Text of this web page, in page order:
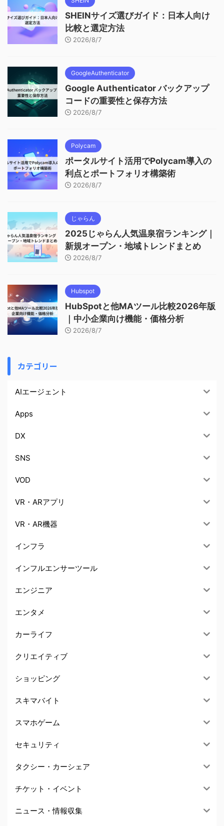
SHEINサイズ選びガイド：日本人向け
比較と選定方法
2026/8/7
GoogleAuthenticator
Google Authenticator バックアップ
コードの重要性と保存方法
2026/8/7
Polycam
ポータルサイト活用でPolycam導入の
利点とポートフォリオ構築術
2026/8/7
じゃらん
2025じゃらん人気温泉宿ランキング｜
新規オープン・地域トレンドまとめ
2026/8/7
Hubspot
HubSpotと他MAツール比較2026年版
｜中小企業向け機能・価格分析
2026/8/7
カテゴリー
AIエージェント
Apps
DX
SNS
VOD
VR・ARアプリ
VR・AR機器
インフラ
インフルエンサーツール
エンジニア
エンタメ
カーライフ
クリエイティブ
ショッピング
スキマバイト
スマホゲーム
セキュリティ
タクシー・カーシェア
チケット・イベント
ニュース・情報収集